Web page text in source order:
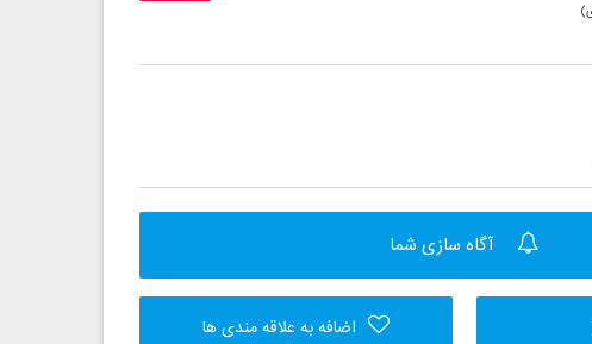
آگاه سازی شما
اضافه به علاقه مندی ها